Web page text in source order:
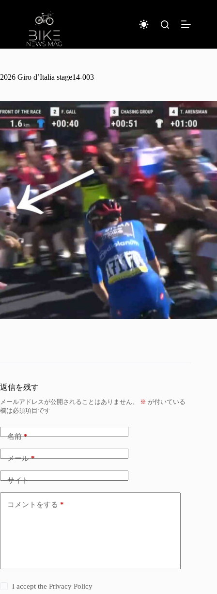
キ
2026 Giro d’Italia stage14-003
返信を残す
メールアドレスが公開されることはありません。 ※ が付いている
欄は必須項目です
名前*
メール*
サイト
コメントをする *
I accept thePrivacy Policy